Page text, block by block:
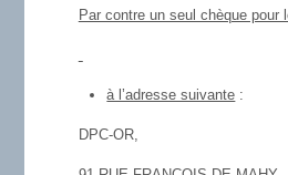
Par contre un seul chèque pour
à l’adresse suivante :
DPC-OR,